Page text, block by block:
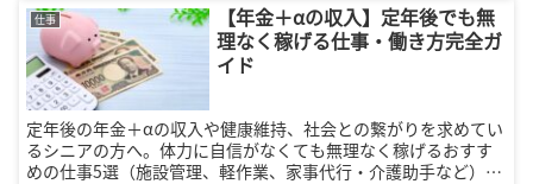
仕事
【年金＋αの収入】定年後でも無
理なく稼げる仕事・働き方完全ガ
イド
定年後の年金＋αの収入や健康維持、社会との繋がりを求めてい
るシニアの方へ。体力に自信がなくても無理なく稼げるおすす
めの仕事5選（施設管理、軽作業、家事代行・介護助手など）